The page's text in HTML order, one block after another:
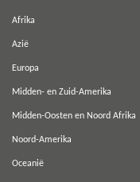
Afrika
Azië
Europa
Midden- en Zuid-Amerika
Midden-Oosten en Noord Afrika
Noord-Amerika
Oceanië